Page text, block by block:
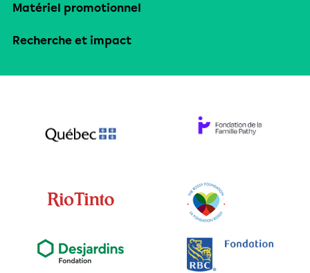
Matériel promotionnel
Recherche et impact